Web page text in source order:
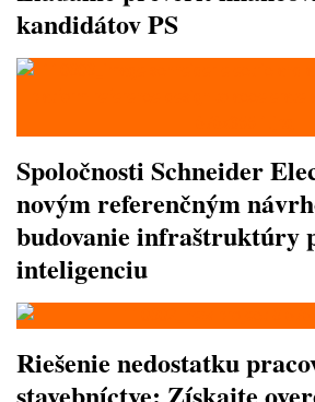
kandidátov PS
Spoločnosti Schneider
novým referenčným
budovanie infraštruktúry
inteligenciu
Riešenie nedostatku